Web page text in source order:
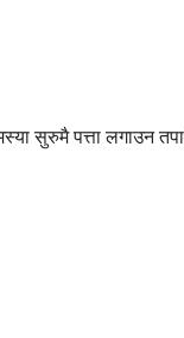
सुरुमै पत्ता लगाउन